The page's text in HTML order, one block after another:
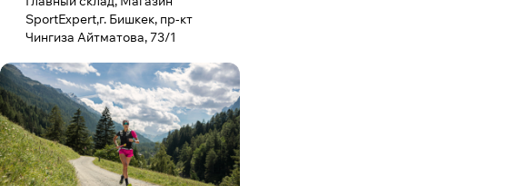
SportExpert,г. Бишкек, пр-кт
Чингиза Айтматова, 73/1